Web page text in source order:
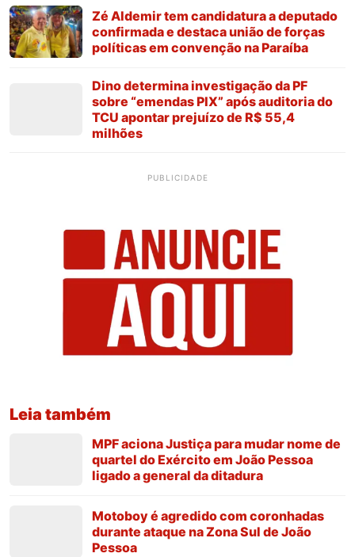
Zé Aldemir tem candidatura a deputado
confirmada e destaca união de forças
políticas em convenção na Paraíba
Dino determina investigação da PF
sobre “emendas PIX” após auditoria do
TCU apontar prejuízo de R$ 55,4
milhões
PUBLICIDADE
Leia também
MPF aciona Justiça para mudar nome de
quartel do Exército em João Pessoa
ligado a general da ditadura
Motoboy é agredido com coronhadas
durante ataque na Zona Sul de João
Pessoa